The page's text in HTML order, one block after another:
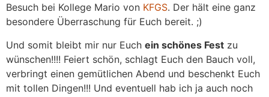
Besuch bei Kollege Mario von KFGS. Der hält eine ganz
besondere Überraschung für Euch bereit. ;)
Und somit bleibt mir nur Euch ein schönes Fest zu
wünschen!!!! Feiert schön, schlagt Euch den Bauch voll,
verbringt einen gemütlichen Abend und beschenkt Euch
mit tollen Dingen!!! Und eventuell hab ich ja auch noch